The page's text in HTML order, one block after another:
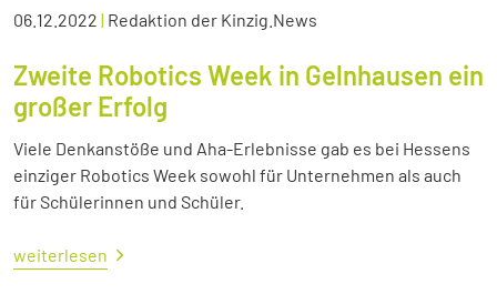
06.12.2022 | Redaktion der Kinzig.News
Zweite Robotics Week in Gelnhausen ein
großer Erfolg
Viele Denkanstöße und Aha-Erlebnisse gab es bei Hessens
einziger Robotics Week sowohl für Unternehmen als auch
für Schülerinnen und Schüler.
weiterlesen